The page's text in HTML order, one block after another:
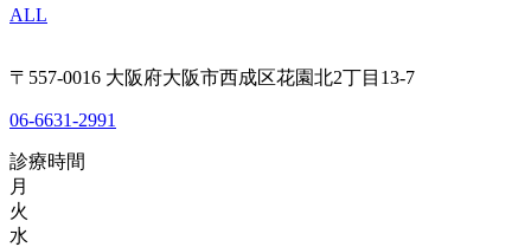
ALL
〒557-0016 大阪府大阪市西成区花園北2丁目13-7
06-6631-2991
診療時間
月
火
水